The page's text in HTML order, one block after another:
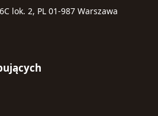
lok. 2, PL 01-987 Warszawa